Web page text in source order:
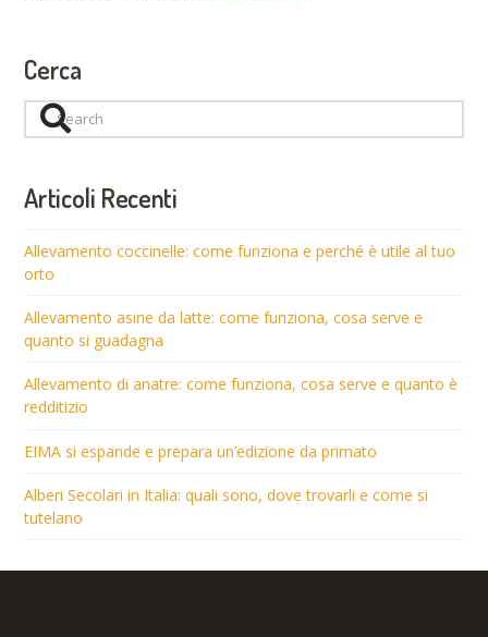
Cerca
Search
Articoli Recenti
Allevamento coccinelle: come funziona e perché è utile al tuo
orto
Allevamento asine da latte: come funziona, cosa serve e
quanto si guadagna
Allevamento di anatre: come funziona, cosa serve e quanto è
redditizio
EIMA si espande e prepara un’edizione da primato
Alberi Secolari in Italia: quali sono, dove trovarli e come si
tutelano